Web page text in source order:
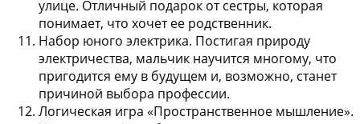
улице. Отличный подарок от сестры, которая
понимает, что хочет ее родственник.
Набор юного электрика. Постигая природу
электричества, мальчик научится многому, что
пригодится ему в будущем и, возможно, станет
причиной выбора профессии.
Логическая игра «Пространственное мышление».